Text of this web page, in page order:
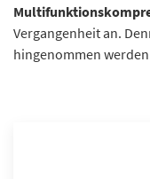
Vergangenheit an.
hingenommen